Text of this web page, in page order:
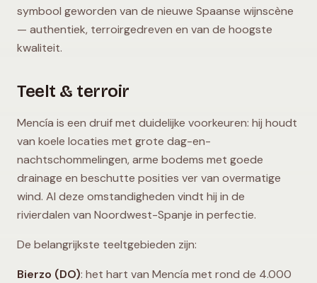
symbool geworden van de nieuwe Spaanse wijnscène
— authentiek, terroirgedreven en van de hoogste
kwaliteit.
Teelt & terroir
Mencía is een druif met duidelijke voorkeuren: hij houdt
van koele locaties met grote dag-en-
nachtschommelingen, arme bodems met goede
drainage en beschutte posities ver van overmatige
wind. Al deze omstandigheden vindt hij in de
rivierdalen van Noordwest-Spanje in perfectie.
De belangrijkste teeltgebieden zijn:
Bierzo (DO): het hart van Mencía met rond de 4.000